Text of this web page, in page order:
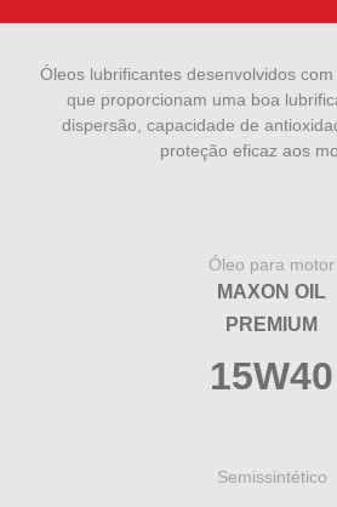
Óleos lubrificantes desenvolvidos com
que proporcionam uma boa
dispersão, capacidade de
proteção eficaz aos
Óleo para motor
MAXON OIL
PREMIUM
15W40
Semissintético